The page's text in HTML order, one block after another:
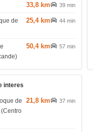
33,8 km 39 min
de
25,4 km 44 min
50,4 km 57 min
interes
de
(Centro
21,8 km 37 min